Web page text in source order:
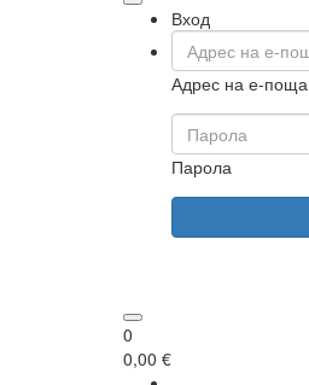
Вход
Адрес на е-поща
Парола
0
0,00 €